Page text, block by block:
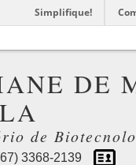
Simplifique!
DE
de
3368-2139